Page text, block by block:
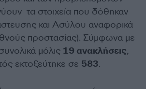
τα στοιχεία που δόθηκαν
και Ασύλου αναφορικά
προστασίας). Σύμφωνα με
μόλις 19 ανακλήσεις,
εκτοξεύτηκε σε 583.